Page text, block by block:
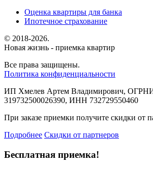
Оценка квартиры для банка
Ипотечное страхование
© 2018-2026.
Новая жизнь - приемка квартир
Все права защищены.
Политика конфиденциальности
ИП Хмелев Артем Владимирович,
319732500026390, ИНН 732729550460
При заказе приемки получите скидки от
Подробнее Cкидки от партнеров
Бесплатная приемка!